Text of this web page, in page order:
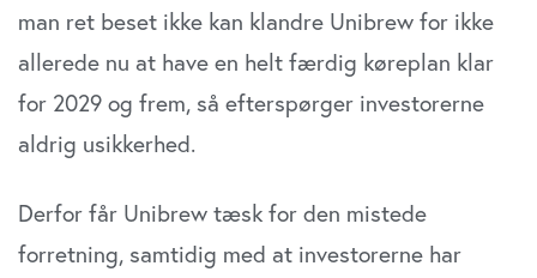
man ret beset ikke kan klandre Unibrew for ikke
allerede nu at have en helt færdig køreplan klar
for 2029 og frem, så efterspørger investorerne
aldrig usikkerhed.
Derfor får Unibrew tæsk for den mistede
forretning, samtidig med at investorerne har